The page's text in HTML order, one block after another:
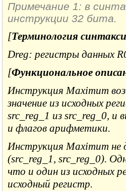
Примечание 1: в
инструкции 32 бита.
[Терминология
Dreg: регистры данных
[Функциональное
Инструкция Maximum
значение из исходных
src_reg_1 из src_reg_0, и
и флагов арифметики.
Инструкция Maximum не
(src_reg_1, src_reg_0).
что и один из исходных
исходный регистр.